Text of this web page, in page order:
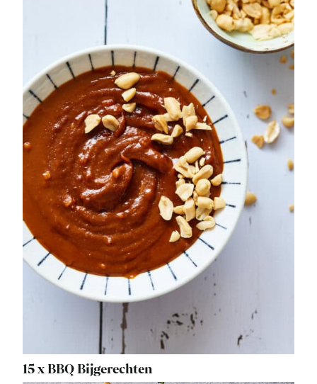
15 x BBQ Bijgerechten